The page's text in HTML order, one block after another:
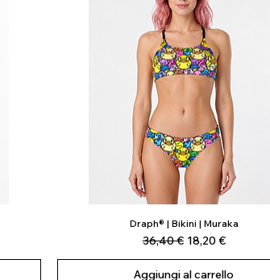
Vista rapida
Draph® | Bikini | Muraka
Prezzo regolare
36,40 € Prezzo scontato
18,20 €
Aggiungi al carrello